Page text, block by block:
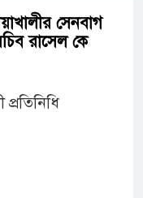
সেনবাগ
রাসেল কে